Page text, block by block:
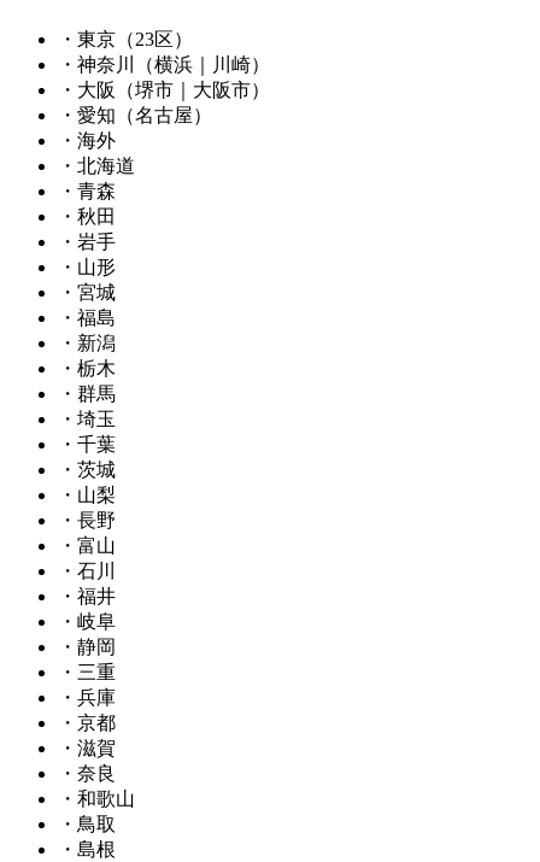
・東京（23区）
・神奈川（横浜｜川崎）
・大阪（堺市｜大阪市）
・愛知（名古屋）
・海外
・北海道
・青森
・秋田
・岩手
・山形
・宮城
・福島
・新潟
・栃木
・群馬
・埼玉
・千葉
・茨城
・山梨
・長野
・富山
・石川
・福井
・岐阜
・静岡
・三重
・兵庫
・京都
・滋賀
・奈良
・和歌山
・鳥取
・島根